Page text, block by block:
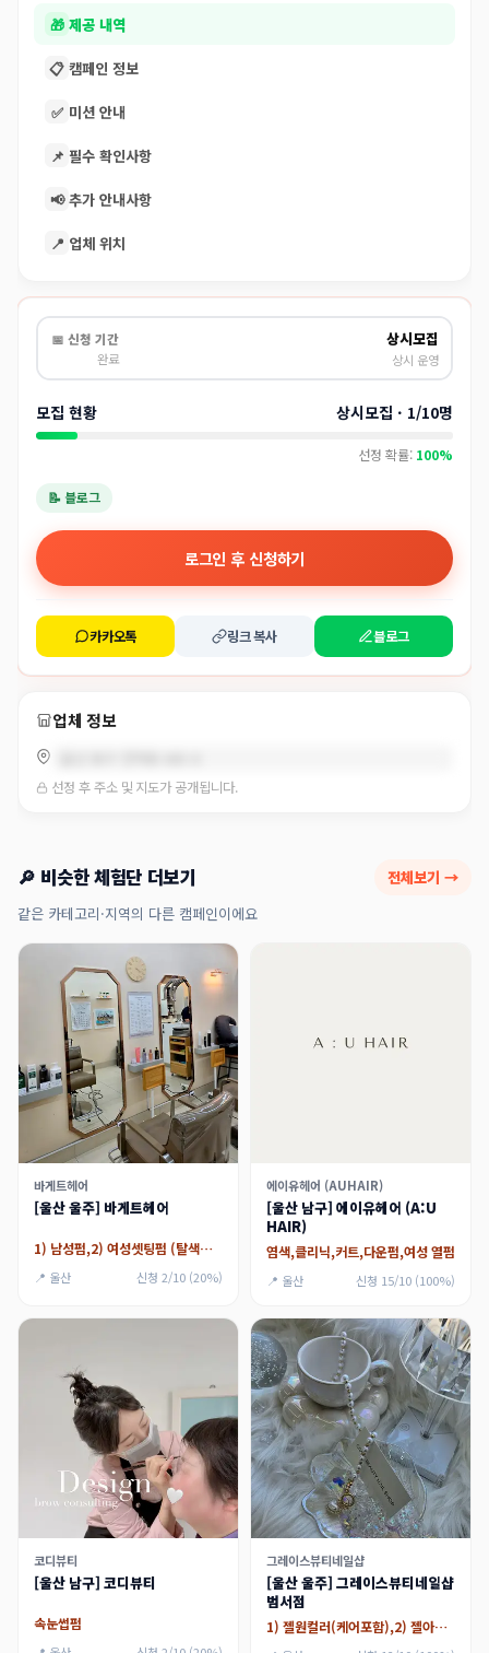
🎁 제공 내역
📋 캠페인 정보
✅ 미션 안내
📌 필수 확인사항
📢 추가 안내사항
📍 업체 위치
📅 신청 기간
완료
상시모집
상시 운영
모집 현황 상시모집 · 1/10명
선정 확률: 100%
📝 블로그
로그인 후 신청하기
카카오톡 링크 복사 블로그
업체 정보
선정 후 주소 및 지도가 공개됩니다.
🔎 비슷한 체험단 더보기 전체보기 →
같은 카테고리·지역의 다른 캠페인이에요
바게트헤어
[울산 울주] 바게트헤어
1) 남성펌,2) 여성셋팅펌 (탈색머리x)
📍 울산 신청 2/10 (20%)
에이유헤어 (AUHAIR)
[울산 남구] 에이유헤어 (A:U
HAIR)
염색,클리닉,커트,다운펌,여성 열펌
📍 울산 신청 15/10 (100%)
코디뷰티
[울산 남구] 코디뷰티
속눈썹펌
그레이스뷰티네일샵
[울산 울주] 그레이스뷰티네일샵
범서점
1) 젤원컬러(케어포함),2) 젤아트(케어포함)